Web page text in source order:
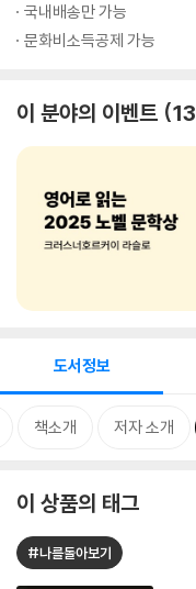
국내배송만 가능
문화비소득공제 가능
이 분야의 이벤트 13
도서정보
책소개 저자 소개
이 상품의 태그
#나를돌아보기